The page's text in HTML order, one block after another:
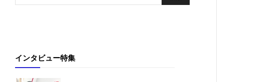
インタビュー特集